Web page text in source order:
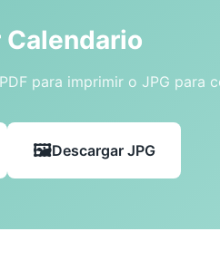
Calendario
para imprimir o JPG para
Descargar JPG